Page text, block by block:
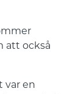
att också
var en